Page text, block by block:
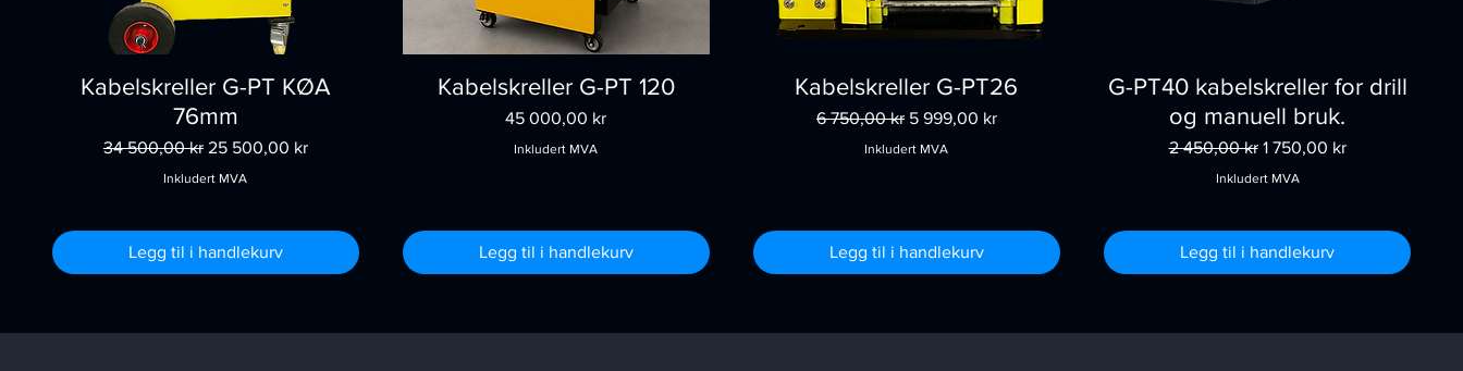
Kabelskreller G-PT KØA
76mm
Vanlig pris
34 500,00 kr Salgspris
25 500,00 kr
Inkludert MVA
Legg til i handlekurv
Kabelskreller G-PT 120
Pris
45 000,00 kr
Inkludert MVA
Legg til i handlekurv
Kabelskreller G-PT26
Vanlig pris
6 750,00 kr Salgspris
5 999,00 kr
Inkludert MVA
Legg til i handlekurv
G-PT40 kabelskreller for drill
og manuell bruk.
Vanlig pris
2 450,00 kr Salgspris
1 750,00 kr
Inkludert MVA
Legg til i handlekurv